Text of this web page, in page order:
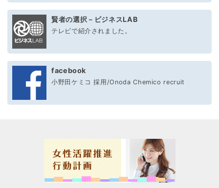
賢者の選択－ビジネスLAB
テレビで紹介されました。
facebook
小野田ケミコ 採用/Onoda Chemico recruit